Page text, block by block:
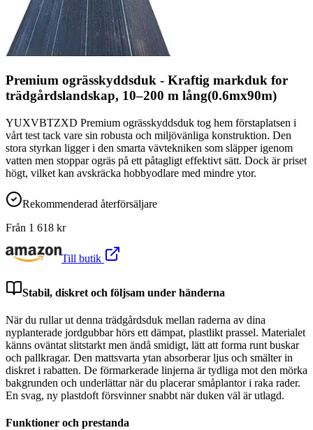
Premium ogrässkyddsduk - Kraftig markduk for
trädgårdslandskap, 10–200 m lång(0.6mx90m)
YUXVBTZXD Premium ogrässkyddsduk tog hem förstaplatsen i
vårt test tack vare sin robusta och miljövänliga konstruktion. Den
stora styrkan ligger i den smarta vävtekniken som släpper igenom
vatten men stoppar ogräs på ett påtagligt effektivt sätt. Dock är priset
högt, vilket kan avskräcka hobbyodlare med mindre ytor.
Rekommenderad återförsäljare
Från 1 618 kr
Till butik
Stabil, diskret och följsam under händerna
När du rullar ut denna trädgårdsduk mellan raderna av dina
nyplanterade jordgubbar hörs ett dämpat, plastlikt prassel. Materialet
känns oväntat slitstarkt men ändå smidigt, lätt att forma runt buskar
och pallkragar. Den mattsvarta ytan absorberar ljus och smälter in
diskret i rabatten. De förmarkerade linjerna är tydliga mot den mörka
bakgrunden och underlättar när du placerar småplantor i raka rader.
En svag, ny plastdoft försvinner snabbt när duken väl är utlagd.
Funktioner och prestanda